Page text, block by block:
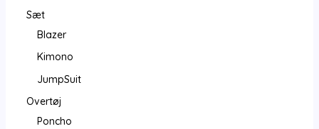
Sæt
Blazer
Kimono
JumpSuit
Overtøj
Poncho